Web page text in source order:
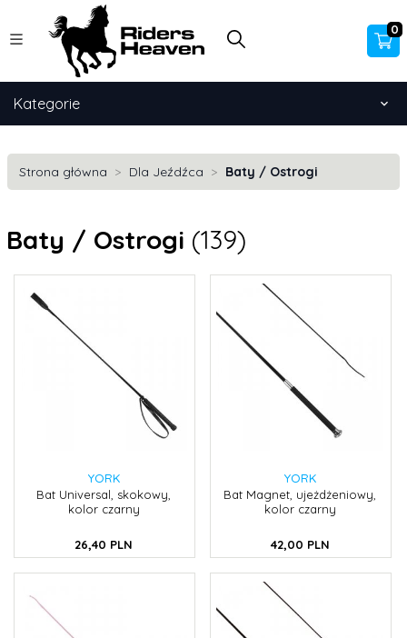
0
Kategorie
Strona główna Dla Jeźdźca Baty / Ostrogi
Baty / Ostrogi (139)
YORK
Bat Universal, skokowy,
kolor czarny
26,40 PLN
YORK
Bat Magnet, ujeżdżeniowy,
kolor czarny
42,00 PLN